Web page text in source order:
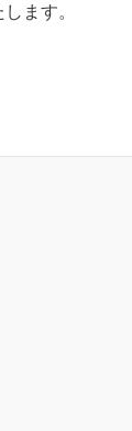
ます。